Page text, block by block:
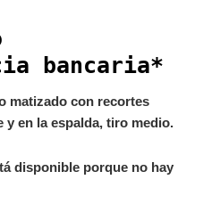
bancaria*
matizado con recortes
y en la espalda, tiro medio.
disponible porque no hay